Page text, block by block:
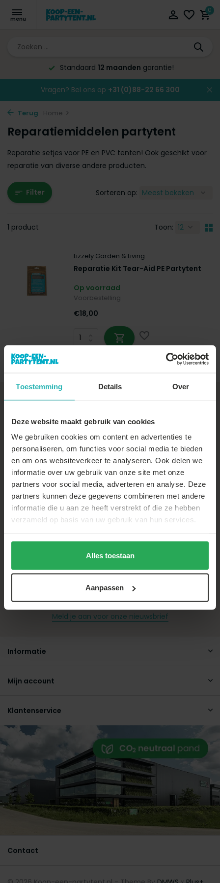
Toestemming Details Over
Deze website maakt gebruik van cookies
We gebruiken cookies om content en advertenties te
personaliseren, om functies voor social media te bieden
en om ons websiteverkeer te analyseren. Ook delen we
informatie over uw gebruik van onze site met onze
partners voor social media, adverteren en analyse. Deze
partners kunnen deze gegevens combineren met andere
informatie die u aan ze heeft verstrekt of die ze hebben
verzameld op basis van uw gebruik van hun services.
Alles toestaan
Aanpassen
0
Standaard 12 maanden garantie!
Vragen? Bel ons op +31 (0)88-22 66 300
Terug Home
Reparatiemiddelen partytent
Reparatie setjes voor PE en PVC tenten! Ook geschikt voor
reparatie van diverse andere producten.
Filter
1 product Toon:
Sorteren op:
Lizzely Garden & Living
Reparatie Kit Tear-Aid PE Partytent
Op voorraad
Voorbestelling
€18,00
Vragen over je
of retour
op onzeklantenservice
pagina
Volg ons op Instagram!
Meld je aan voor onze nieuwsbrief
Informatie
Mijn account
Klantenservice
Contact